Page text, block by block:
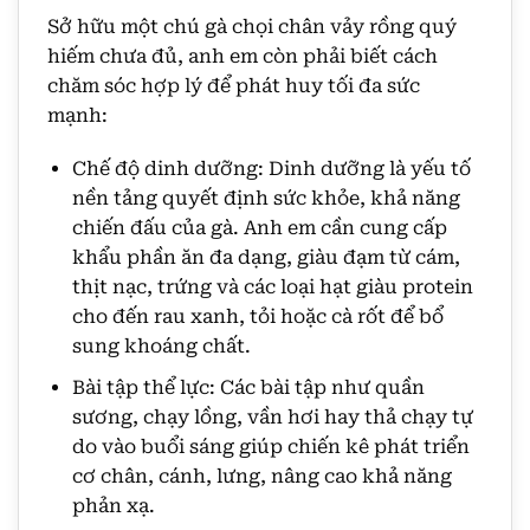
Sở hữu một chú gà chọi chân vảy rồng quý
hiếm chưa đủ, anh em còn phải biết cách
chăm sóc hợp lý để phát huy tối đa sức
mạnh:
Chế độ dinh dưỡng: Dinh dưỡng là yếu tố
nền tảng quyết định sức khỏe, khả năng
chiến đấu của gà. Anh em cần cung cấp
khẩu phần ăn đa dạng, giàu đạm từ cám,
thịt nạc, trứng và các loại hạt giàu protein
cho đến rau xanh, tỏi hoặc cà rốt để bổ
sung khoáng chất.
Bài tập thể lực: Các bài tập như quần
sương, chạy lồng, vần hơi hay thả chạy tự
do vào buổi sáng giúp chiến kê phát triển
cơ chân, cánh, lưng, nâng cao khả năng
phản xạ.